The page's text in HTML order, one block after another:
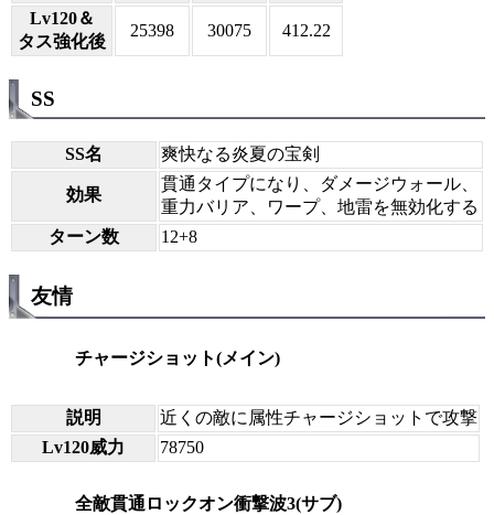
Lv120＆
タス強化後
25398 30075 412.22
SS
SS名 爽快なる炎夏の宝剣
効果
貫通タイプになり、ダメージウォール、
重力バリア、ワープ、地雷を無効化する
ターン数
12+8
友情
チャージショット(メイン)
説明
近くの敵に属性チャージショットで攻撃
Lv120威力
78750
全敵貫通ロックオン衝撃波3(サブ)